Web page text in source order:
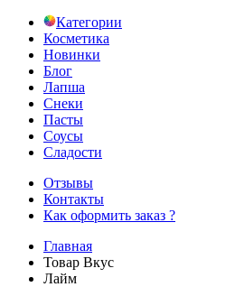
Категории
Косметика
Новинки
Блог
Лапша
Снеки
Пасты
Соусы
Сладости
Отзывы
Контакты
Как оформить заказ ?
Главная
Товар Вкус
Лайм